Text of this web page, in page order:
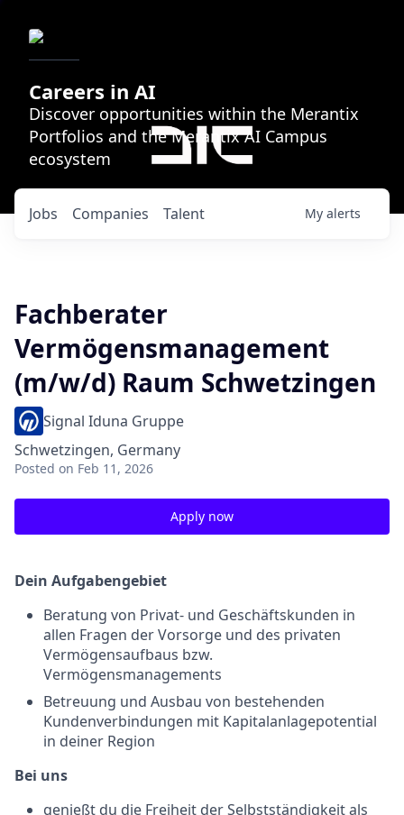
Careers in AI
Discover opportunities within the Merantix
Portfolios and the Merantix AI Campus
ecosystem
Jobs Companies Talent My alerts
Fachberater
Vermögensmanagement
(m/w/d) Raum Schwetzingen
Signal Iduna Gruppe
Schwetzingen, Germany
Posted on Feb 11, 2026
Apply now
Dein Aufgabengebiet
Beratung von Privat- und Geschäftskunden in
allen Fragen der Vorsorge und des privaten
Vermögensaufbaus bzw.
Vermögensmanagements
Betreuung und Ausbau von bestehenden
Kundenverbindungen mit Kapitalanlagepotential
in deiner Region
Bei uns
genießt du die Freiheit der Selbstständigkeit als